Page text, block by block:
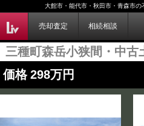
大館市・能代市・秋田市・青森市の
売却査定 相続相談
三種町森岳小狭間・中古
価格 298万円